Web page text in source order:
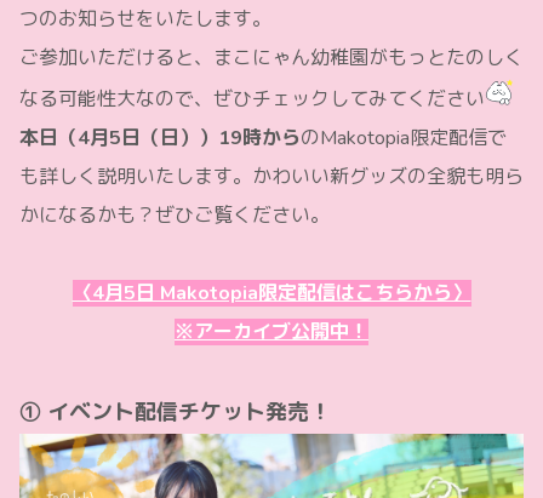
つのお知らせをいたします。
ご参加いただけると、まこにゃん幼稚園がもっとたのしく
なる可能性大なので、ぜひチェックしてみてください
本日（4月5日（日））19時からのMakotopia限定配信で
も詳しく説明いたします。かわいい新グッズの全貌も明ら
かになるかも？ぜひご覧ください。
〈4月5日 Makotopia限定配信はこちらから〉
※アーカイブ公開中！
① イベント配信チケット発売！